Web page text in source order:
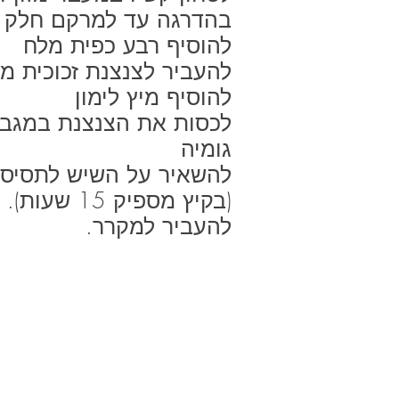
אופן ההכנה:
לערבב בננות ביצים
להוסיף שיבולת שועל
ולערבב,
להוסיף צימוקים,
דקות.
לחכות שהעוגה תתקרר
מים
1 כוס שומשום מלא
אופן ההכנה:
לערבב את כל
להוסיף את השקדיה
ליצור לולאות ולטבול
לאפות 14-15 דקות ב180 מעלות טורבו.
בהדרגה עד למרקם חלק
להוסיף רבע כפית מלח
להעביר לצנצנת זכוכית
להוסיף מיץ לימון
לכסות את הצנצנת
גומיה
(בקיץ מספיק 15 שעות).
להעביר למקרר.